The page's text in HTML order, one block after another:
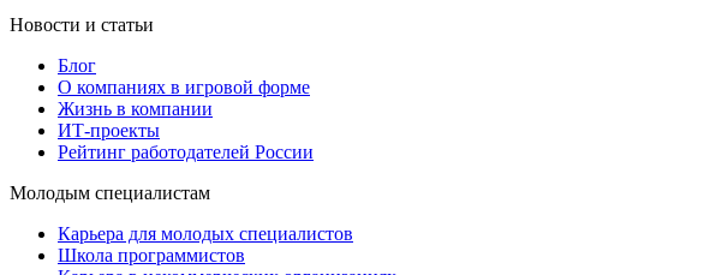
Новости и статьи
Блог
О компаниях в игровой форме
Жизнь в компании
ИТ-проекты
Рейтинг работодателей России
Молодым специалистам
Карьера для молодых специалистов
Школа программистов